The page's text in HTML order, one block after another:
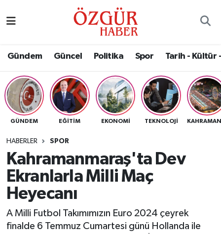
Gündem Güncel Politika Spor Tarih - Kültür
GÜNDEM EĞITIM EKONOMI TEKNOLOJI
HABERLER SPOR
Kahramanmaraş'ta Dev
Ekranlarla Milli Maç
Heyecanı
A Milli Futbol Takımımızın Euro 2024 çeyrek
finalde 6 Temmuz Cumartesi günü Hollanda ile
Eğitim
Ekonomi
Güncel
Gündem
Magazin
Politika
Nöbetçi Eczaneler
Namaz Vakitleri
Trafik Durumu
Süper Lig Puan Durumu ve Fikstür
Tüm Manşetler
Son Dakika Haberleri
Haber Arşivi